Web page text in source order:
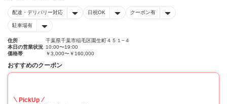
配達・デリバリー対応 日祝OK クーポン有
駐車場有
住所
千葉県千葉市稲毛区園生町４５１−４
本日の営業状況 10:00〜19:00
価格帯
￥3,000〜￥160,000
おすすめのクーポン
PickUp